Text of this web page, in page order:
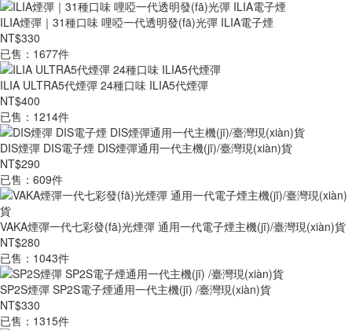
ILIA煙彈｜31種口味 哩啞一代透明發(fā)光彈 ILIA電子煙
NT$330
已售：1677件
ILIA ULTRA5代煙彈 24種口味 ILIA5代煙彈
NT$400
已售：1214件
DIS煙彈 DIS電子煙 DIS煙彈通用一代主機(jī)/臺灣現(xiàn)貨
NT$290
已售：609件
VAKA煙彈一代七彩發(fā)光煙彈 通用一代電子煙主機(jī)/臺灣現(xiàn)貨
NT$280
已售：1043件
SP2S煙彈 SP2S電子煙通用一代主機(jī) /臺灣現(xiàn)貨
NT$330
已售：1315件